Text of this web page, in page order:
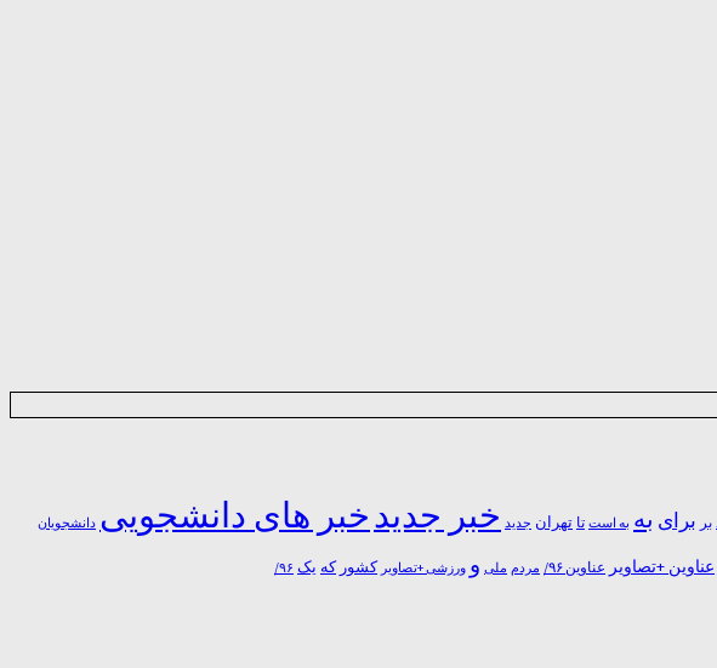
بر برای به به است تا تهران جدید خبر جدیدخبر های دانشجویی دانشجویان
عناوین +تصاویر عناوین ۹۶/ مردم ملی و ورزشی +تصاویر کشور که یک ۹۶/